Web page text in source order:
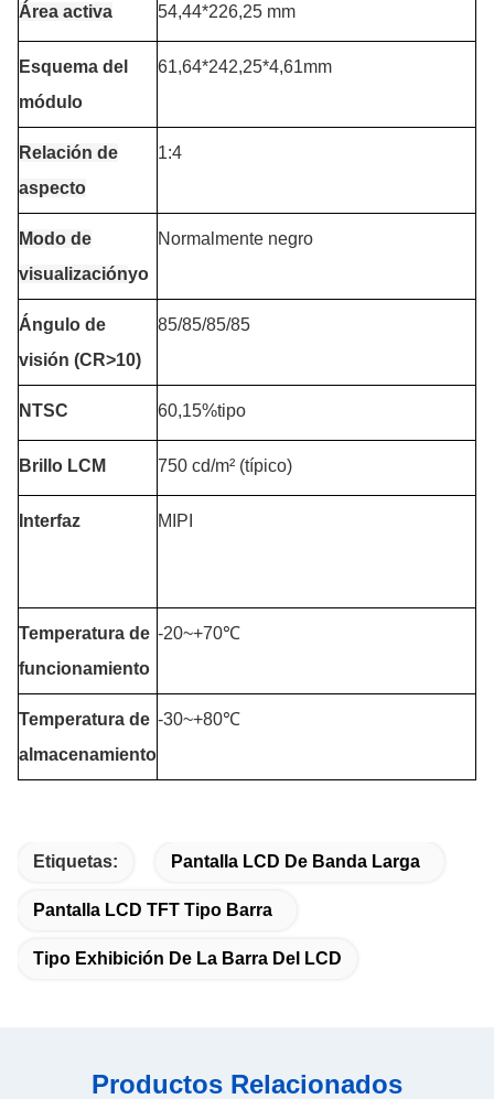
Área activa 54,44*226,25 mm
Esquema del
módulo
61,64*242,25*4,61mm
Relación de
aspecto
1:4
Modo de
visualizaciónyo
Normalmente negro
Ángulo de
visión (CR>10)
85/85/85/85
NTSC 60,15%tipo
Brillo LCM 750 cd/m² (típico)
Interfaz MIPI
Temperatura de
funcionamiento
-20~+70℃
Temperatura de
almacenamiento
-30~+80℃
Etiquetas: Pantalla LCD De Banda Larga
Pantalla LCD TFT Tipo Barra
Tipo Exhibición De La Barra Del LCD
Productos Relacionados